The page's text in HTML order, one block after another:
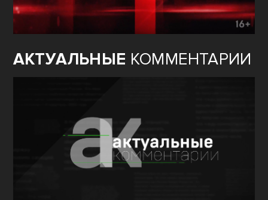
АКТУАЛЬНЫЕ КОММЕНТАРИИ